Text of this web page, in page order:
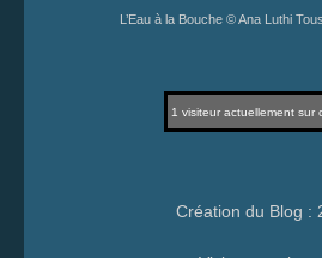
L’Eau à la Bouche © Ana Luthi
1 visiteur actuellement sur
Création du Blog :